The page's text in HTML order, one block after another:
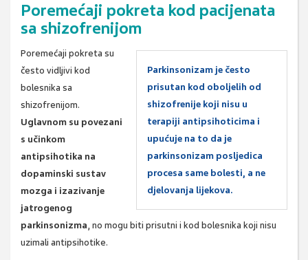
Poremećaji pokreta kod pacijenata
sa shizofrenijom
Parkinsonizam je često
prisutan kod oboljelih od
shizofrenije koji nisu u
terapiji antipsihoticima i
upućuje na to da je
parkinsonizam posljedica
procesa same bolesti, a ne
djelovanja lijekova.
Poremećaji pokreta su
često vidljivi kod
bolesnika sa
shizofrenijom.
Uglavnom su povezani
s učinkom
antipsihotika na
dopaminski sustav
mozga i izazivanje
jatrogenog
parkinsonizma, no mogu biti prisutni i kod bolesnika koji nisu
uzimali antipsihotike.